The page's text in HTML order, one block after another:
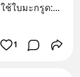
ช้ใบมะกรูด:...
1